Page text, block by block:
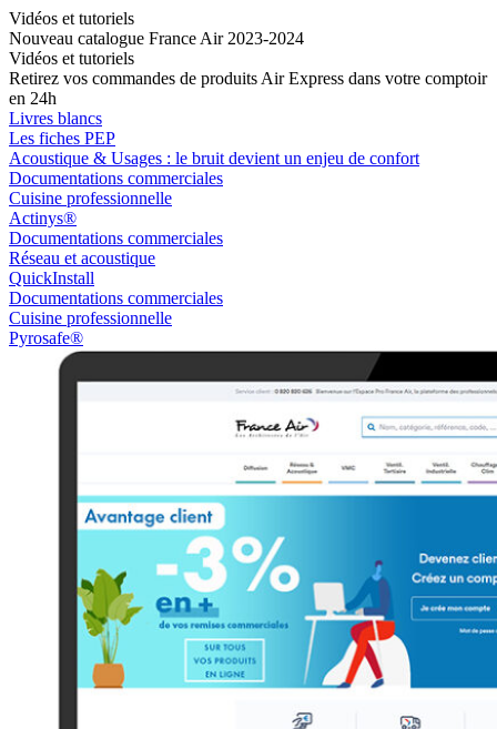
Vidéos et tutoriels
Nouveau catalogue France Air 2023-2024
Vidéos et tutoriels
Retirez vos commandes de produits Air Express dans votre comptoir
en 24h
Livres blancs
Les fiches PEP
Acoustique & Usages : le bruit devient un enjeu de confort
Documentations commerciales
Cuisine professionnelle
Actinys®
Documentations commerciales
Réseau et acoustique
QuickInstall
Documentations commerciales
Cuisine professionnelle
Pyrosafe®